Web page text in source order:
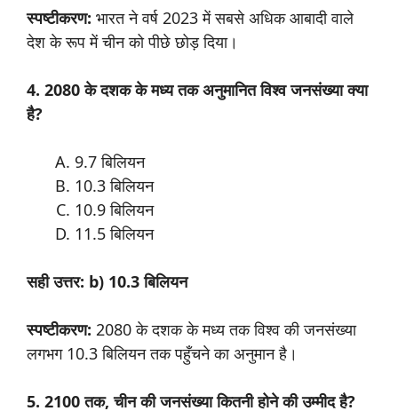
स्पष्टीकरण: भारत ने वर्ष 2023 में सबसे अधिक आबादी वाले
देश के रूप में चीन को पीछे छोड़ दिया।
4. 2080 के दशक के मध्य तक अनुमानित विश्व जनसंख्या क्या
है?
9.7 बिलियन
10.3 बिलियन
10.9 बिलियन
11.5 बिलियन
सही उत्तर: b) 10.3 बिलियन
स्पष्टीकरण: 2080 के दशक के मध्य तक विश्व की जनसंख्या
लगभग 10.3 बिलियन तक पहुँचने का अनुमान है।
5. 2100 तक, चीन की जनसंख्या कितनी होने की उम्मीद है?